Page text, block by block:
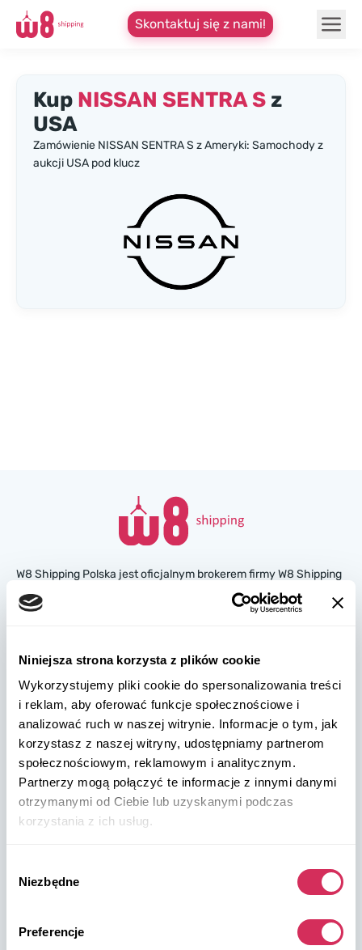
Niniejsza strona korzysta z plików cookie
Wykorzystujemy pliki cookie do spersonalizowania treści
i reklam, aby oferować funkcje społecznościowe i
analizować ruch w naszej witrynie. Informacje o tym, jak
korzystasz z naszej witryny, udostępniamy partnerom
społecznościowym, reklamowym i analitycznym.
Partnerzy mogą połączyć te informacje z innymi danymi
otrzymanymi od Ciebie lub uzyskanymi podczas
korzystania z ich usług.
zgody
Niezbędne
Preferencje
Skontaktuj się z nami!
Kup NISSAN SENTRA S z
USA
Zamówienie NISSAN SENTRA S z Ameryki: Samochody z
aukcji USA pod klucz
W8 Shipping Polska jest oficjalnym brokerem firmy W8 Shipping
USA, międzynarodowej firmy zajmującej się wysyłką
samochodów z USA. Jesteśmy znani i zaufało nam tysiące
zorganizujemy ich dostawę z USA szybko i bezpiecznie!
partners@w8shippingpl.com
+48 572 567 718
W8 Shipping PL Grójecka , 194/2 Warszawa, 02-390
na mapie
Magazyny W8 Shipping USA